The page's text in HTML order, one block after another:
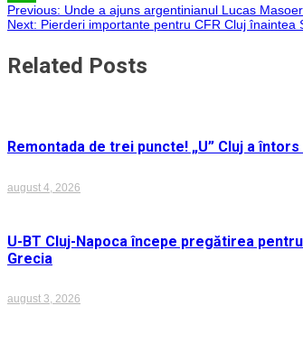
WhatsApp
Navigare
în
Previous: Unde a ajuns argentinianul Lucas
Next: Pierderi importante pentru CFR Cluj înaintea
Related Posts
Remontada de trei puncte! „U” Cluj a
august 4, 2026
U-BT Cluj-Napoca începe pregătirea
Grecia
august 3, 2026